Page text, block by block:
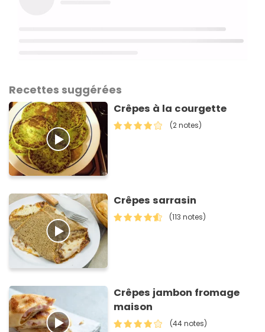
Recettes suggérées
Crêpes à la courgette
(2 notes)
Crêpes sarrasin
(113 notes)
Crêpes jambon fromage
maison
(44 notes)